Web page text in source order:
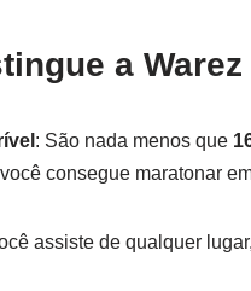
a Warez
: São nada menos que
consegue maratonar
assiste de qualquer